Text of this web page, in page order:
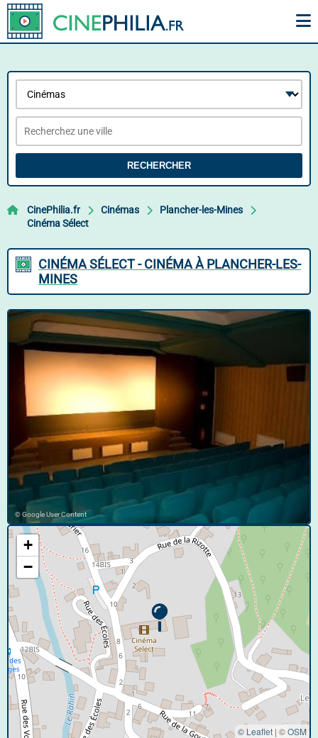
RECHERCHER
CinePhilia.fr Cinémas
Plancher-les-Mines
Cinéma Sélect
CINÉMA SÉLECT - CINÉMA À PLANCHER-LES-
MINES
© Google User Content
+
−
© Leaflet | ©OSM